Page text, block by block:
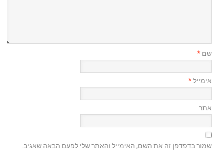
שם *
אימייל*
אתר
שמור בדפדפן זה את השם, האימייל והאתר שלי לפעם הבאה שאגיב.